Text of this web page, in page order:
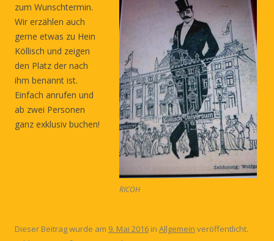
RICOH
zum Wunschtermin.
Wir erzählen auch
gerne etwas zu Hein
Köllisch und zeigen
den Platz der nach
ihm benannt ist.
Einfach anrufen und
ab zwei Personen
ganz exklusiv buchen!
Dieser Beitrag wurde am 9. Mai 2016 in Allgemein veröffentlicht.